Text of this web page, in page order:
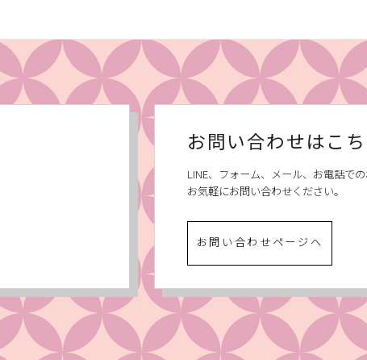
お問い合わせはこち
LINE、フォーム、メール、お電話で
お気軽にお問い合わせください。
お問い合わせページへ